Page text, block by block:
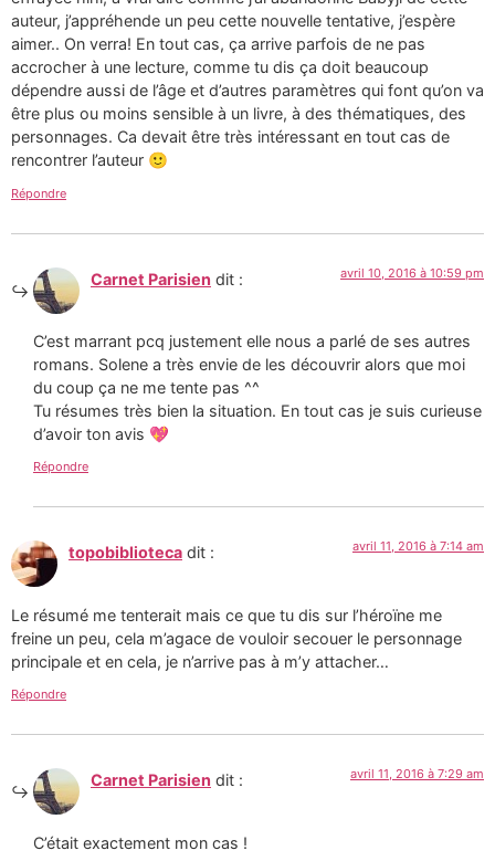
auteur, j’appréhende un peu cette nouvelle tentative, j’espère
aimer.. On verra! En tout cas, ça arrive parfois de ne pas
accrocher à une lecture, comme tu dis ça doit beaucoup
dépendre aussi de l’âge et d’autres paramètres qui font qu’on va
être plus ou moins sensible à un livre, à des thématiques, des
personnages. Ca devait être très intéressant en tout cas de
rencontrer l’auteur 🙂
Répondre
Carnet Parisien dit : avril 10, 2016 à 10:59 pm
C’est marrant pcq justement elle nous a parlé de ses autres
romans. Solene a très envie de les découvrir alors que moi
du coup ça ne me tente pas ^^
Tu résumes très bien la situation. En tout cas je suis curieuse
d’avoir ton avis 💖
Répondre
topobiblioteca dit : avril 11, 2016 à 7:14 am
Le résumé me tenterait mais ce que tu dis sur l’héroïne me
freine un peu, cela m’agace de vouloir secouer le personnage
principale et en cela, je n’arrive pas à m’y attacher…
Répondre
Carnet Parisien dit : avril 11, 2016 à 7:29 am
C’était exactement mon cas !